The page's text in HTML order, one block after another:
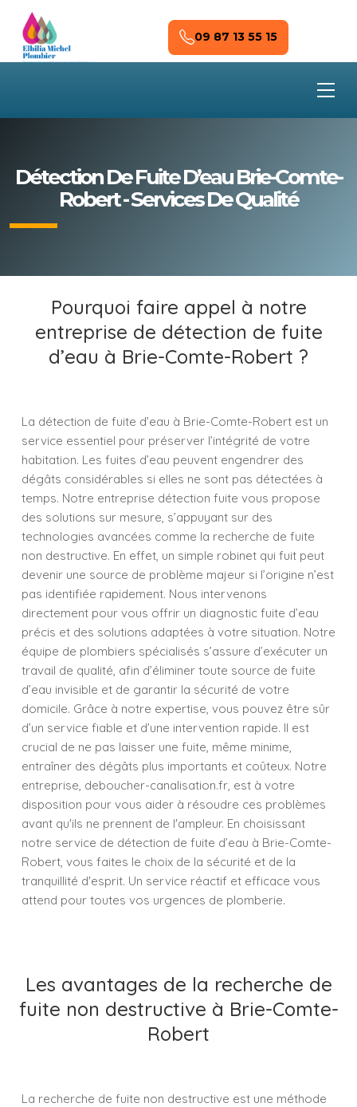
Skip to main content
09 87 13 55 15
Détection De Fuite D’eau Brie-Comte-
Robert - Services De Qualité
Pourquoi faire appel à notre
entreprise de détection de fuite
d’eau à Brie-Comte-Robert ?
La détection de fuite d’eau à Brie-Comte-Robert est un
service essentiel pour préserver l’intégrité de votre
habitation. Les fuites d’eau peuvent engendrer des
dégâts considérables si elles ne sont pas détectées à
temps. Notre entreprise détection fuite vous propose
des solutions sur mesure, s’appuyant sur des
technologies avancées comme la recherche de fuite
non destructive. En effet, un simple robinet qui fuit peut
devenir une source de problème majeur si l’origine n’est
pas identifiée rapidement. Nous intervenons
directement pour vous offrir un diagnostic fuite d’eau
précis et des solutions adaptées à votre situation. Notre
équipe de plombiers spécialisés s’assure d’exécuter un
travail de qualité, afin d’éliminer toute source de fuite
d’eau invisible et de garantir la sécurité de votre
domicile. Grâce à notre expertise, vous pouvez être sûr
d’un service fiable et d’une intervention rapide. Il est
crucial de ne pas laisser une fuite, même minime,
entraîner des dégâts plus importants et coûteux. Notre
entreprise, deboucher-canalisation.fr, est à votre
disposition pour vous aider à résoudre ces problèmes
avant qu'ils ne prennent de l'ampleur. En choisissant
notre service de détection de fuite d’eau à Brie-Comte-
Robert, vous faites le choix de la sécurité et de la
tranquillité d'esprit. Un service réactif et efficace vous
attend pour toutes vos urgences de plomberie.
Les avantages de la recherche de
fuite non destructive à Brie-Comte-
Robert
La recherche de fuite non destructive est une méthode